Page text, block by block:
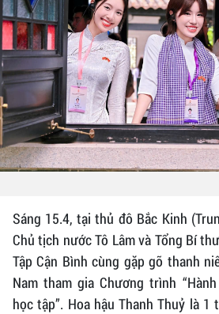
Sáng 15.4, tại thủ đô Bắc Kinh
Chủ tịch nước Tô Lâm và Tổng Bí
Tập Cận Bình cùng gặp gỡ thanh
Nam tham gia Chương trình
học tập”. Hoa hậu Thanh Thuỷ là